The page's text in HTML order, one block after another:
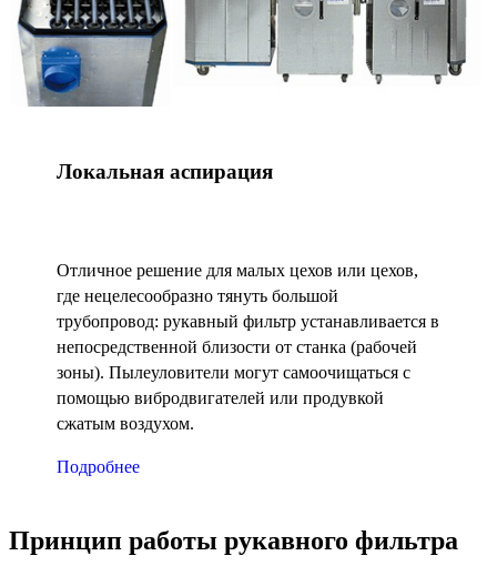
Локальная аспирация
Отличное решение для малых цехов или цехов,
где нецелесообразно тянуть большой
трубопровод: рукавный фильтр устанавливается в
непосредственной близости от станка (рабочей
зоны). Пылеуловители могут самоочищаться с
помощью вибродвигателей или продувкой
сжатым воздухом.
Подробнее
Принцип работы рукавного фильтра